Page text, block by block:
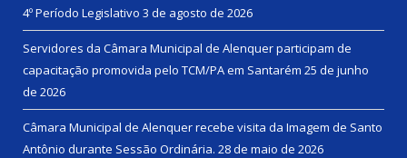
4º Período Legislativo 3 de agosto de 2026
Servidores da Câmara Municipal de Alenquer participam de
capacitação promovida pelo TCM/PA em Santarém 25 de junho
de 2026
Câmara Municipal de Alenquer recebe visita da Imagem de Santo
Antônio durante Sessão Ordinária. 28 de maio de 2026